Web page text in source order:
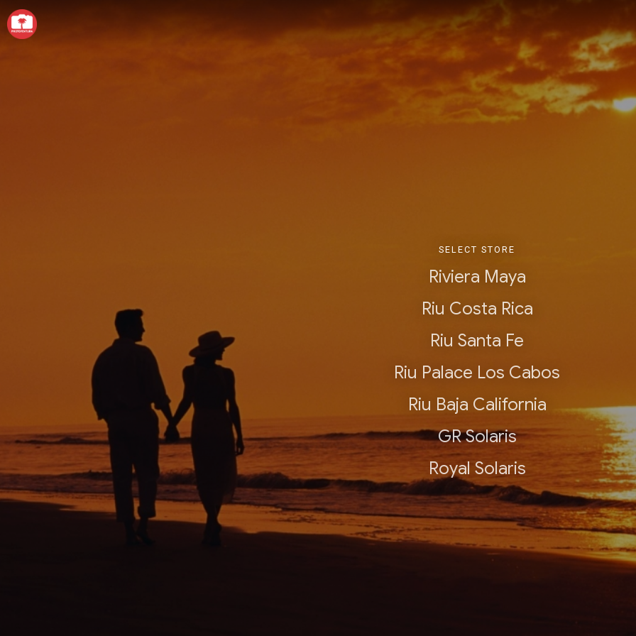
SELECT STORE
Riviera Maya
Riu Costa Rica
Riu Santa Fe
Riu Palace Los Cabos
Riu Baja California
GR Solaris
Royal Solaris